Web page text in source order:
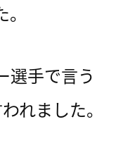
選手で言う
れました。